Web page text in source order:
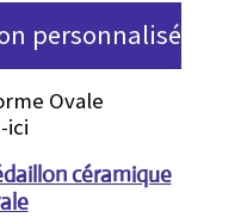
personnalisé
Ovale
ici
céramique